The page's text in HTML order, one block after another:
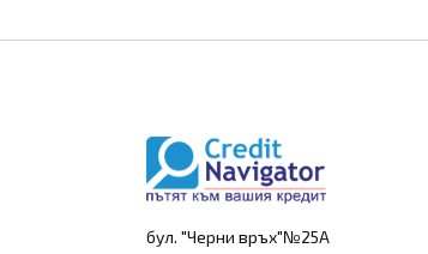
бул. "Черни връх"№25А